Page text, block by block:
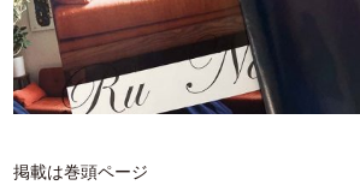
掲載は巻頭ページ